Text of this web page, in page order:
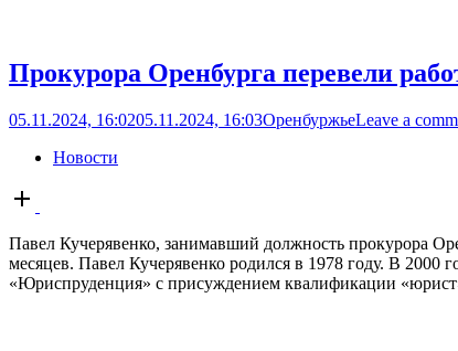
Прокурора Оренбурга перевели
05.11.2024, 16:0205.11.2024, 16:03ОренбуржьеLeave a
Новости
Open
post
Павел Кучерявенко, занимавший должность прокурора
месяцев. Павел Кучерявенко родился в 1978 году. В 2000
«Юриспруденция» с присуждением квалификации